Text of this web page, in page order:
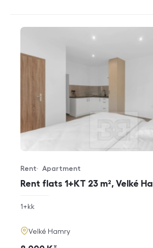
Rent flats 1+KT 23 m², Velké
Offer type
Rent
Property type
Apartment
rozměry
1+kk
adresa
Velké Hamry